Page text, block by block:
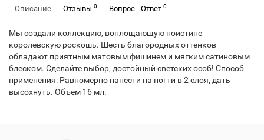
Описание Отзывы 0 Вопрос - Ответ 0
Мы создали коллекцию, воплощающую поистине
королевскую роскошь. Шесть благородных оттенков
обладают приятным матовым фишинем и мягким сатиновым
блеском. Сделайте выбор, достойный светских особ! Способ
применения: Равномерно нанести на ногти в 2 слоя, дать
высохнуть. Объем 16 мл.